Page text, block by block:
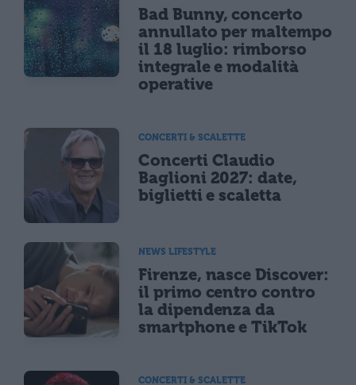
Bad Bunny, concerto
annullato per maltempo
il 18 luglio: rimborso
integrale e modalità
operative
CONCERTI & SCALETTE
Concerti Claudio
Baglioni 2027: date,
biglietti e scaletta
NEWS LIFESTYLE
Firenze, nasce Discover:
il primo centro contro
la dipendenza da
smartphone e TikTok
CONCERTI & SCALETTE